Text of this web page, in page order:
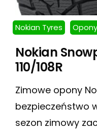
Nokian Tyres
Nokian
110/108R
Zimowe opony
bezpieczeństwo
sezon zimowy